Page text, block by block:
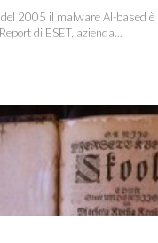
2005 il malware AI-based
di ESET, azienda...